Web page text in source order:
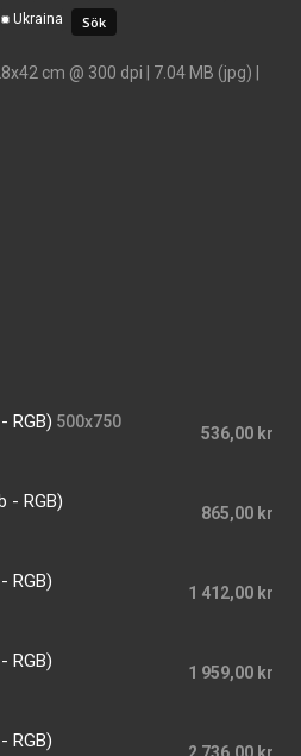
Ukraina
cm @ 300 dpi | 7.04 MB (jpg) |
RGB) 500x750
536,00 kr
- RGB)
865,00 kr
RGB)
1 412,00 kr
RGB)
1 959,00 kr
RGB)